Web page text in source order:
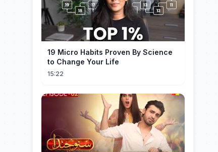
19 Micro Habits Proven By Science
to Change Your Life
15:22